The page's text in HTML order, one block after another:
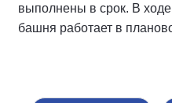
выполнены в срок. В
башня работает в